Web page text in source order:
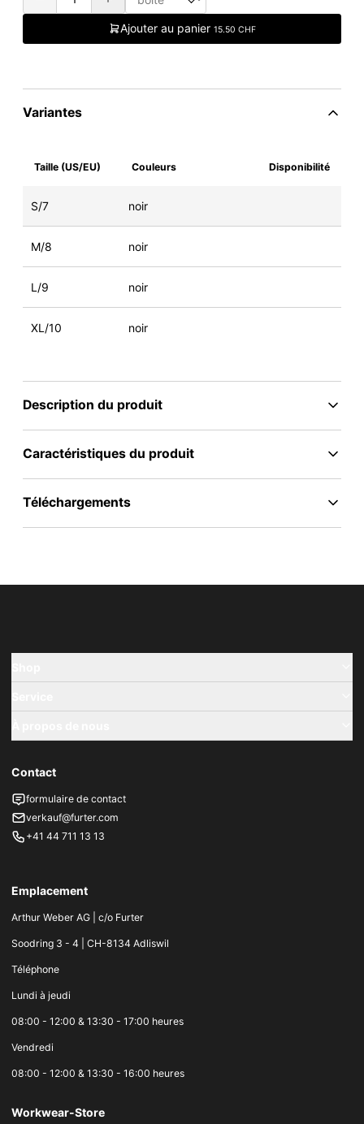
Ajouter au panier 15.50 CHF
Variantes
Taille (US/EU) Couleurs Disponibilité
S/7 noir
M/8 noir
L/9 noir
XL/10 noir
Description du produit
Caractéristiques du produit
Téléchargements
Contact
formulaire de contact
verkauf@furter.com
+41 44 711 13 13
Emplacement
Arthur Weber AG | c/o Furter
Soodring 3 - 4 | CH-8134 Adliswil
Téléphone
Lundi à jeudi
08:00 - 12:00 & 13:30 - 17:00 heures
Vendredi
08:00 - 12:00 & 13:30 - 16:00 heures
Workwear-Store